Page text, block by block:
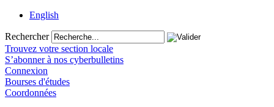
English
Rechercher
Trouvez votre section locale
S’abonner à nos cyberbulletins
Connexion
Bourses d'études
Coordonnées